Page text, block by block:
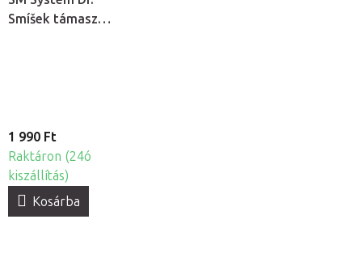
Smíšek támasztó
1 990 Ft
Raktáron (24ó
kiszállítás)
Kosárba